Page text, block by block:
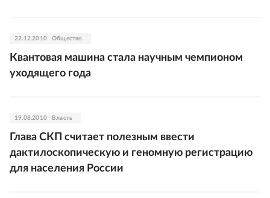
22.12.2010 Общество
Квантовая машина стала научным чемпионом
уходящего года
19.08.2010 Власть
Глава СКП считает полезным ввести
дактилоскопическую и геномную регистрацию
для населения России